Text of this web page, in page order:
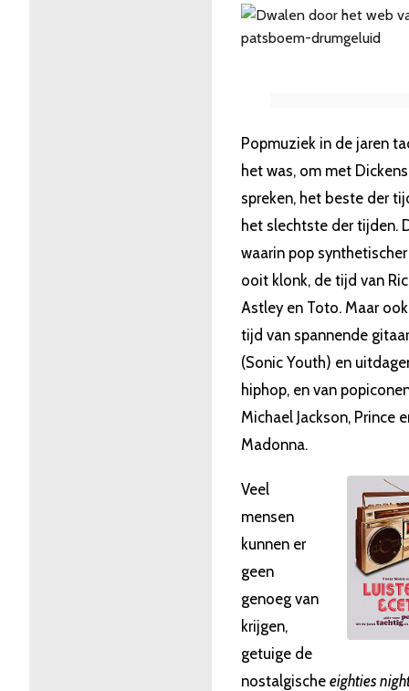
Popmuziek in de jaren
het was, om met
spreken, het beste der
het slechtste der tijden.
waarin pop
ooit klonk, de tijd van
Astley en Toto. Maar
tijd van spannende
(Sonic Youth) en
hiphop, en van
Michael Jackson, Prince
Madonna.
Veel
mensen
kunnen er
geen
genoeg van
krijgen,
getuige de
nostalgische eighties